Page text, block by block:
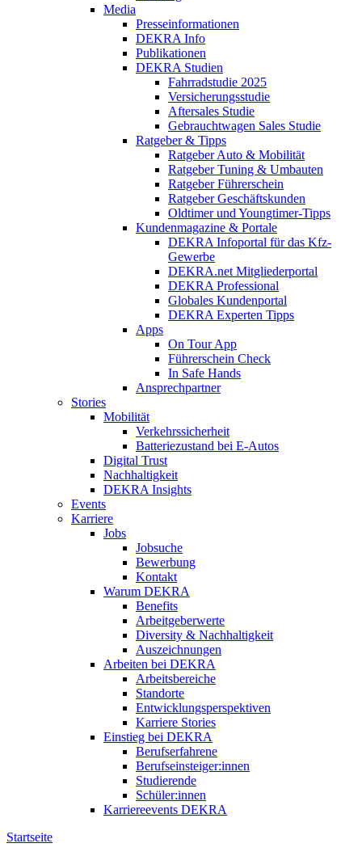
Media
Presseinformationen
DEKRA Info
Publikationen
DEKRA Studien
Fahrradstudie 2025
Versicherungsstudie
Aftersales Studie
Gebrauchtwagen Sales Studie
Ratgeber & Tipps
Ratgeber Auto & Mobilität
Ratgeber Tuning & Umbauten
Ratgeber Führerschein
Ratgeber Geschäftskunden
Oldtimer und Youngtimer-Tipps
Kundenmagazine & Portale
DEKRA Infoportal für das Kfz-
Gewerbe
DEKRA.net Mitgliederportal
DEKRA Professional
Globales Kundenportal
DEKRA Experten Tipps
Apps
On Tour App
Führerschein Check
In Safe Hands
Ansprechpartner
Stories
Mobilität
Verkehrssicherheit
Batteriezustand bei E-Autos
Digital Trust
Nachhaltigkeit
DEKRA Insights
Events
Karriere
Jobs
Jobsuche
Bewerbung
Kontakt
Warum DEKRA
Benefits
Arbeitgeberwerte
Diversity & Nachhaltigkeit
Auszeichnungen
Arbeiten bei DEKRA
Arbeitsbereiche
Standorte
Entwicklungsperspektiven
Karriere Stories
Einstieg bei DEKRA
Berufserfahrene
Berufseinsteiger:innen
Studierende
Schüler:innen
Karriereevents DEKRA
Startseite